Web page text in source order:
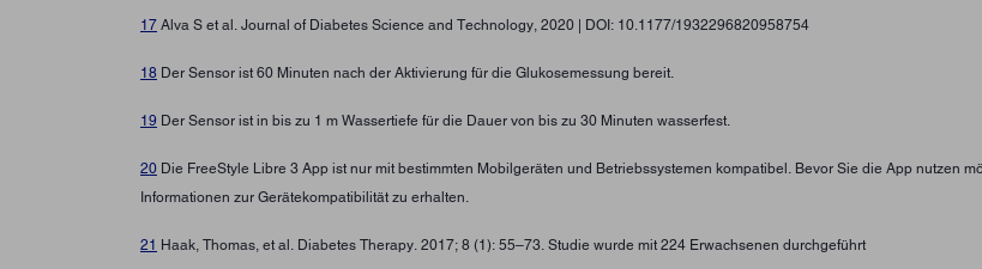
17 Alva S et al. Journal of Diabetes Science and Technology, 2020 | DOI: 10.1177/1932296820958754
18 Der Sensor ist 60 Minuten nach der Aktivierung für die Glukosemessung bereit.
19 Der Sensor ist in bis zu 1 m Wassertiefe für die Dauer von bis zu 30 Minuten wasserfest.
20 Die FreeStyle Libre 3 App ist nur mit bestimmten Mobilgeräten und Betriebssystemen kompatibel. Bevor Sie die App nutzen
Informationen zur Gerätekompatibilität zu erhalten.
21 Haak, Thomas, et al. Diabetes Therapy. 2017; 8 (1): 55–73. Studie wurde mit 224 Erwachsenen durchgeführt